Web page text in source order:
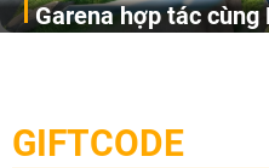
Garena hợp tác
cầu, theo giấy phép chính
Pocketpair, Inc.
GIFTCODE